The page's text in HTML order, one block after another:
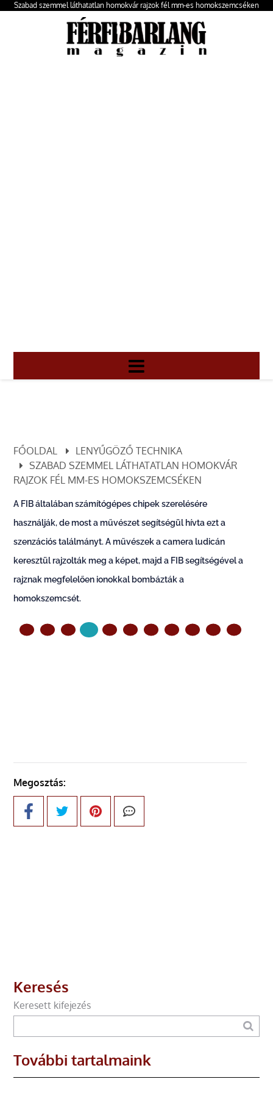
Szabad szemmel láthatatlan homokvár rajzok fél mm-es homokszemcséken
FŐOLDAL
LENYŰGÖZŐ TECHNIKA
SZABAD SZEMMEL LÁTHATATLAN HOMOKVÁR
RAJZOK FÉL MM-ES HOMOKSZEMCSÉKEN
A FIB általában számítógépes chipek szerelésére
használják, de most a művészet segítségül hívta ezt a
szenzációs találmányt. A művészek a camera ludicán
keresztül rajzolták meg a képet, majd a FIB segítségével a
rajznak megfelelően ionokkal bombázták a
homokszemcsét.
Megosztás:
Keresés
Keresett kifejezés
További tartalmaink